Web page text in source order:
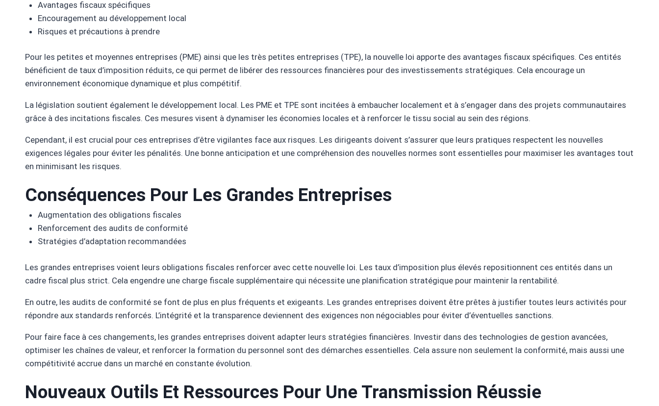
Avantages fiscaux spécifiques
Encouragement au développement local
Risques et précautions à prendre
Pour les petites et moyennes entreprises (PME) ainsi que les très petites entreprises (TPE), la nouvelle loi apporte des avantages fiscaux spécifiques. Ces entités
bénéficient de taux d’imposition réduits, ce qui permet de libérer des ressources financières pour des investissements stratégiques. Cela encourage un
environnement économique dynamique et plus compétitif.
La législation soutient également le développement local. Les PME et TPE sont incitées à embaucher localement et à s’engager dans des projets communautaires
grâce à des incitations fiscales. Ces mesures visent à dynamiser les économies locales et à renforcer le tissu social au sein des régions.
Cependant, il est crucial pour ces entreprises d’être vigilantes face aux risques. Les dirigeants doivent s’assurer que leurs pratiques respectent les nouvelles
exigences légales pour éviter les pénalités. Une bonne anticipation et une compréhension des nouvelles normes sont essentielles pour maximiser les avantages tout
en minimisant les risques.
Conséquences Pour Les Grandes Entreprises
Augmentation des obligations fiscales
Renforcement des audits de conformité
Stratégies d’adaptation recommandées
Les grandes entreprises voient leurs obligations fiscales renforcer avec cette nouvelle loi. Les taux d’imposition plus élevés repositionnent ces entités dans un
cadre fiscal plus strict. Cela engendre une charge fiscale supplémentaire qui nécessite une planification stratégique pour maintenir la rentabilité.
En outre, les audits de conformité se font de plus en plus fréquents et exigeants. Les grandes entreprises doivent être prêtes à justifier toutes leurs activités pour
répondre aux standards renforcés. L’intégrité et la transparence deviennent des exigences non négociables pour éviter d’éventuelles sanctions.
Pour faire face à ces changements, les grandes entreprises doivent adapter leurs stratégies financières. Investir dans des technologies de gestion avancées,
optimiser les chaînes de valeur, et renforcer la formation du personnel sont des démarches essentielles. Cela assure non seulement la conformité, mais aussi une
compétitivité accrue dans un marché en constante évolution.
Nouveaux Outils Et Ressources Pour Une Transmission Réussie